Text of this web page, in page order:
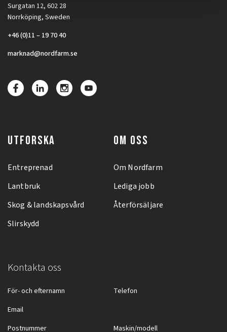
Surgatan 12, 602 28
Norrköping, Sweden
+46 (0)11 – 19 70 40
marknad@nordfarm.se
UTFORSKA
Entreprenad
Lantbruk
Skog & landskapsvård
Slirskydd
OM OSS
Om Nordfarm
Lediga jobb
Återförsäljare
Kontakta oss